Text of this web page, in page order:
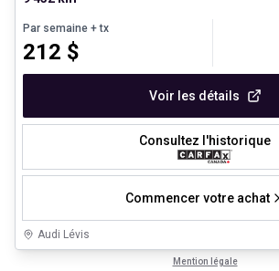
Par semaine + tx
212 $
Voir les détails
Consultez l'historique
Commencer votre achat
Audi Lévis
Mention légale
Véhicules d'occasion certifiés